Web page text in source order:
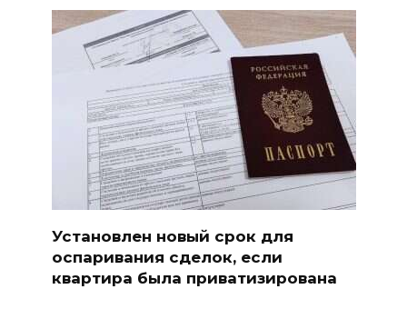
Установлен новый срок для
оспаривания сделок, если
квартира была приватизирована